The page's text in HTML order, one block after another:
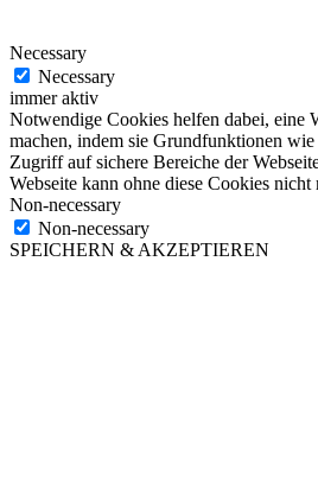
Necessary
Necessary
immer aktiv
Notwendige Cookies helfen dabei, eine
machen, indem sie Grundfunktionen
Zugriff auf sichere Bereiche der
Webseite kann ohne diese Cookies
Non-necessary
Non-necessary
SPEICHERN & AKZEPTIEREN